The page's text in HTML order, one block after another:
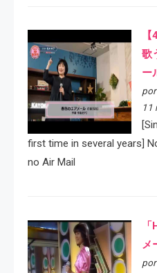
歌
ー
por
11
first time in several years]
no Air Mail
メ
por